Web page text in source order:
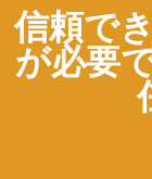
信頼で
が必要